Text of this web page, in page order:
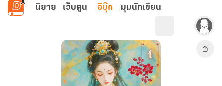
ข้ามไปยังเนื้อหาหลัก
นิยาย เว็บตูน อีบุ๊ก มุมนักเขียน